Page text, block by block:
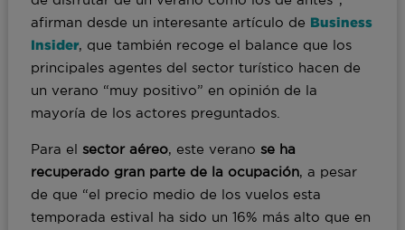
afirman desde un interesante artículo de Business
Insider, que también recoge el balance que los
principales agentes del sector turístico hacen de
un verano “muy positivo” en opinión de la
mayoría de los actores preguntados.
Para el sector aéreo, este verano se ha
recuperado gran parte de la ocupación, a pesar
de que “el precio medio de los vuelos esta
temporada estival ha sido un 16% más alto que en